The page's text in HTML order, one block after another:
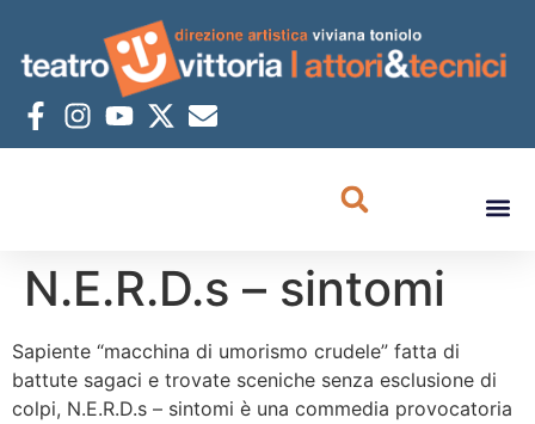
N.E.R.D.s – sintomi
Sapiente “macchina di umorismo crudele” fatta di
battute sagaci e trovate sceniche senza esclusione di
colpi, N.E.R.D.s – sintomi è una commedia provocatoria